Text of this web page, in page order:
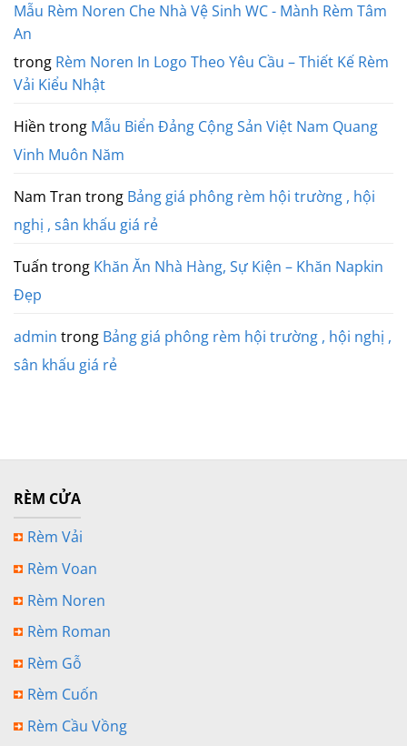
Mẫu Rèm Noren Che Nhà Vệ Sinh WC - Mành Rèm Tâm
An
trong Rèm Noren In Logo Theo Yêu Cầu – Thiết Kế Rèm
Vải Kiểu Nhật
Hiền trong Mẫu Biển Đảng Cộng Sản Việt Nam Quang
Vinh Muôn Năm
Nam Tran trong Bảng giá phông rèm hội trường , hội
nghị , sân khấu giá rẻ
Tuấn trong Khăn Ăn Nhà Hàng, Sự Kiện – Khăn Napkin
Đẹp
admin trong Bảng giá phông rèm hội trường , hội nghị ,
sân khấu giá rẻ
RÈM CỬA
Rèm Vải
Rèm Voan
Rèm Noren
Rèm Roman
Rèm Gỗ
Rèm Cuốn
Rèm Cầu Vồng